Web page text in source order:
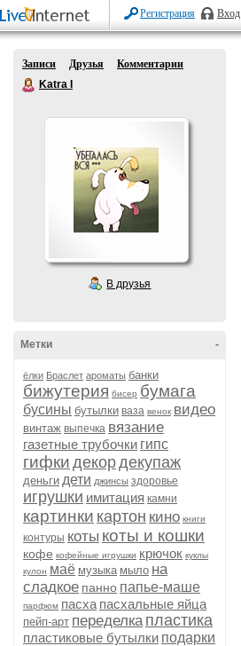
Регистрация Вход
Записи Друзья
Комментарии
Katra I
В друзья
-
Метки
ёлки Браслет ароматы банки
бижутерия бисер бумага
бусины бутылки ваза венок видео
винтаж выпечка вязание
газетные трубочки гипс
гифки декордекупаж
деньги дети джинсы здоровье
игрушки имитация камни
картинки картон кино книги
контуры коты коты и кошки
кофе кофейные игрушки крючок куклы
кулон маё музыка мыло на
сладкое панно папье-маше
парфюм пасха пасхальные яйца
пейп-арт переделка пластика
пластиковые бутылки подарки